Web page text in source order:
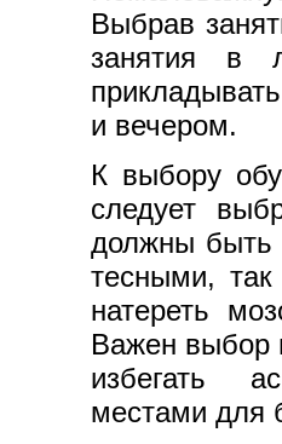
Выбрав
занятия в
и вечером.
К выбору
следует
должны быть
тесными,
натереть
Важен выбор
избегать
местами для